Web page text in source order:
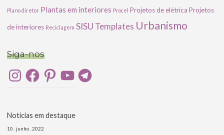
Plano diretor Plantas em interiores Procel Projetos de elétrica Projetos
de interiores Reciclagem SISU Templates Urbanismo
Siga-nos
InstagramFacebookPinterestYouTubeTelegram
Notícias em destaque
10 . junho . 2022